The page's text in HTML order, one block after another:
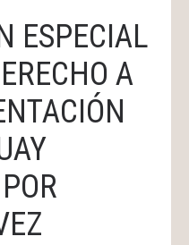
ESPECIAL
A